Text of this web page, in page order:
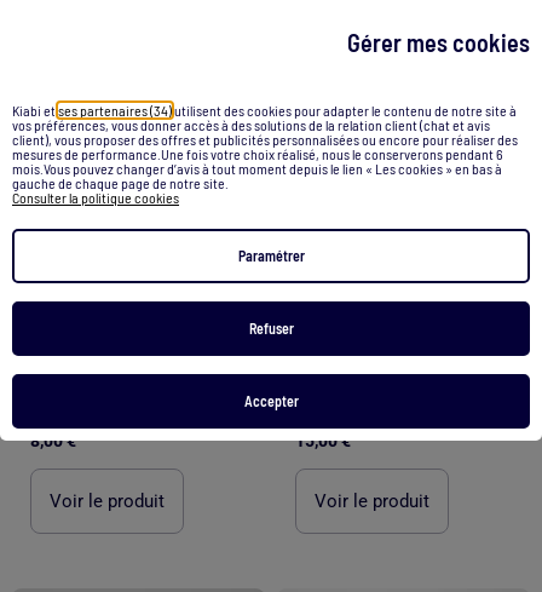
Gérer mes cookies
Kiabi etses partenaires (34)utilisent des cookies pour adapter le contenu de notre site à
vos préférences, vous donner accès à des solutions de la relation client (chat et avis
client), vous proposer des offres et publicités personnalisées ou encore pour réaliser des
mesures de performance.Une fois votre choix réalisé, nous le conserverons pendant 6
mois.Vous pouvez changer d’avis à tout moment depuis le lien « Les cookies » en bas à
gauche de chaque page de notre site.
Consulter la politique cookies
Paramétrer
Refuser
Accepter
Débardeur sous-vêtement à fines bretelles
8,00 €
Voir le produit
1 /5
15,00 €
Voir le produit